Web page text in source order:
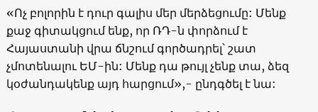
«Ոչ բոլորին է դուր գալիս մեր մերձեցումը: Մենք
քաջ գիտակցում ենք, որ ՌԴ-ն փորձում է
Հայաստանի վրա ճնշում գործադրել՝ շատ
չմոտենալու ԵՄ-ին: Մենք դա թույլ չենք տա, ձեզ
կօժանդակենք այդ հարցում»,- ընդգծել է նա: